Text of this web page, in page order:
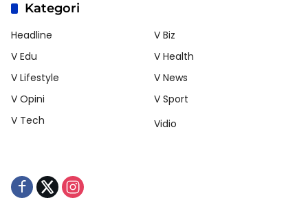
Kategori
Headline
V Biz
V Edu
V Health
V Lifestyle
V News
V Opini
V Sport
V Tech
Vidio